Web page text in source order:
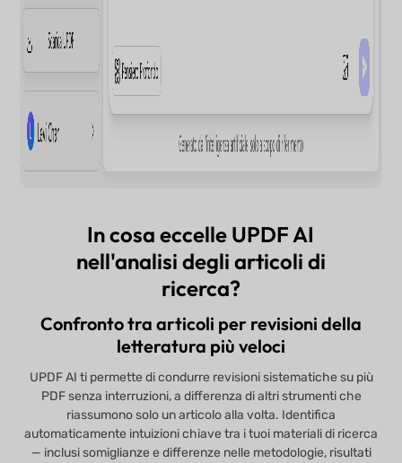
In cosa eccelle UPDF AI
nell'analisi degli articoli di
ricerca?
Confronto tra articoli per revisioni della
letteratura più veloci
UPDF AI ti permette di condurre revisioni sistematiche su più
PDF senza interruzioni, a differenza di altri strumenti che
riassumono solo un articolo alla volta. Identifica
automaticamente intuizioni chiave tra i tuoi materiali di ricerca
— inclusi somiglianze e differenze nelle metodologie, risultati